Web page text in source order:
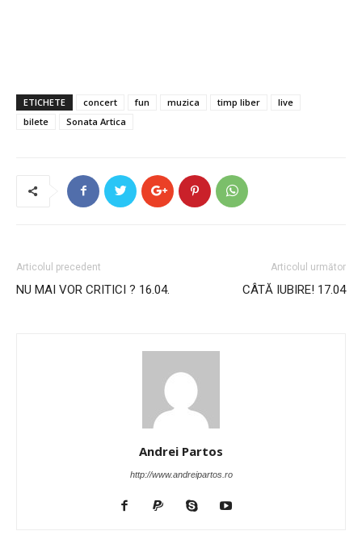
ETICHETE concert fun muzica timp liber
live
bilete
Sonata Artica
Articolul precedent
NU MAI VOR CRITICI ? 16.04.
Articolul următor
CÂTĂ IUBIRE! 17.04
Andrei Partos
http://www.andreipartos.ro